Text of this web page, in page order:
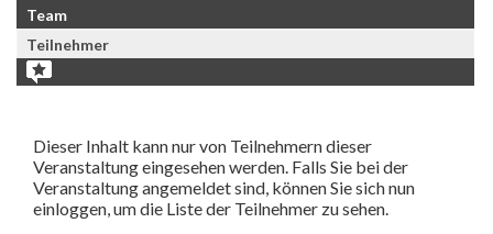
Team
Teilnehmer
Dieser Inhalt kann nur von Teilnehmern dieser
Veranstaltung eingesehen werden. Falls Sie bei der
Veranstaltung angemeldet sind, können Sie sich nun
einloggen, um die Liste der Teilnehmer zu sehen.